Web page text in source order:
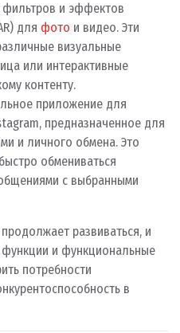
и эффектов
для фото и видео. Эти
визуальные
или интерактивные
контенту.
приложение для
предназначенное для
и личного обмена. Это
обмениваться
с выбранными
развиваться, и
и функциональные
потребности
в